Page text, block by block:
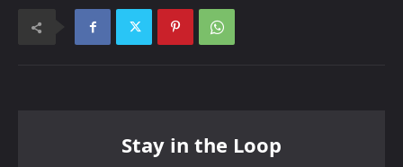
Stay in the Loop